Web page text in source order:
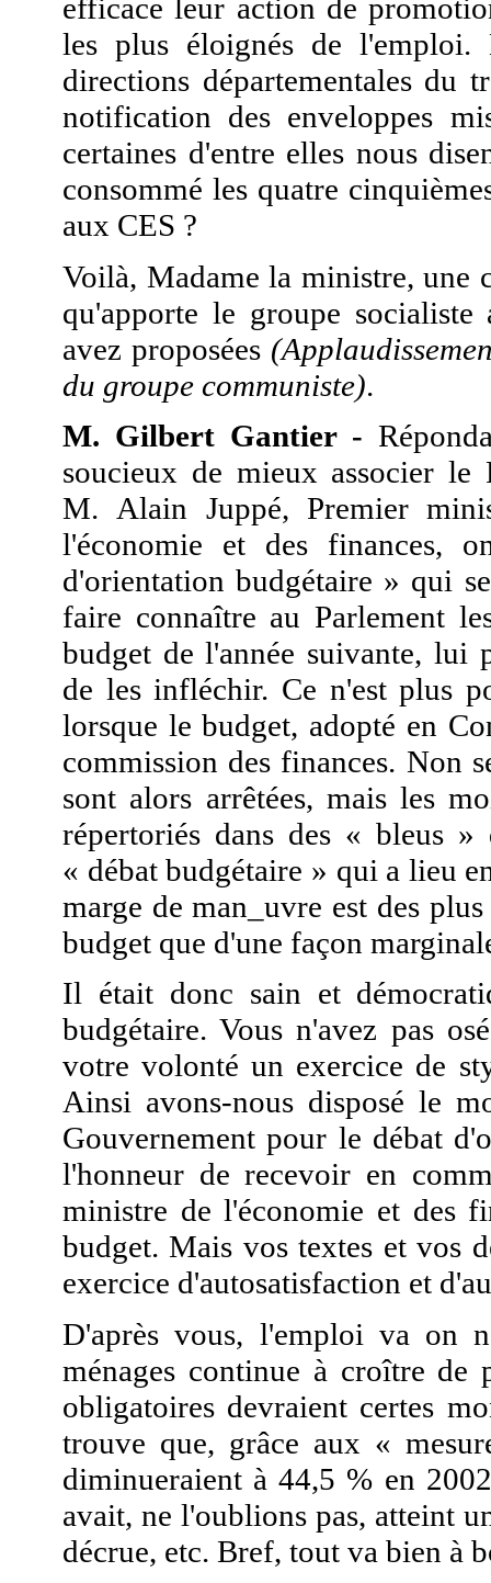
efficace leur action de
les plus éloignés de
directions départementales du
notification des enveloppes
certaines d'entre elles nous
consommé les quatre
aux CES ?
Voilà, Madame la ministre, une
qu'apporte le groupe
avez proposées
du groupe communiste).
M. Gilbert Gantier -
soucieux de mieux associer le
M. Alain Juppé, Premier
l'économie et des finances,
d'orientation budgétaire » qui
faire connaître au Parlement
budget de l'année suivante, lui
de les infléchir. Ce n'est plus
lorsque le budget, adopté en
commission des finances. Non
sont alors arrêtées, mais les
répertoriés dans des « bleus
« débat budgétaire » qui a lieu
marge de man_uvre est des
budget que d'une façon
Il était donc sain et
budgétaire. Vous n'avez pas
votre volonté un exercice de
Ainsi avons-nous disposé le
Gouvernement pour le débat
l'honneur de recevoir en
ministre de l'économie et des
budget. Mais vos textes et vos
exercice d'autosatisfaction et
D'après vous, l'emploi va on
ménages continue à croître
obligatoires devraient certes
trouve que, grâce aux «
diminueraient à 44,5 % en
avait, ne l'oublions pas, atteint
décrue, etc. Bref, tout va bien à